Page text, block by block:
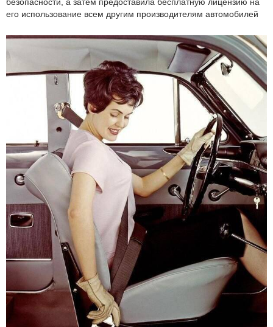
его использование всем другим производителям автомобилей